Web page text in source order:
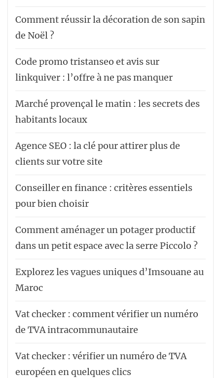
Comment réussir la décoration de son sapin
de Noël ?
Code promo tristanseo et avis sur
linkquiver : l’offre à ne pas manquer
Marché provençal le matin : les secrets des
habitants locaux
Agence SEO : la clé pour attirer plus de
clients sur votre site
Conseiller en finance : critères essentiels
pour bien choisir
Comment aménager un potager productif
dans un petit espace avec la serre Piccolo ?
Explorez les vagues uniques d’Imsouane au
Maroc
Vat checker : comment vérifier un numéro
de TVA intracommunautaire
Vat checker : vérifier un numéro de TVA
européen en quelques clics